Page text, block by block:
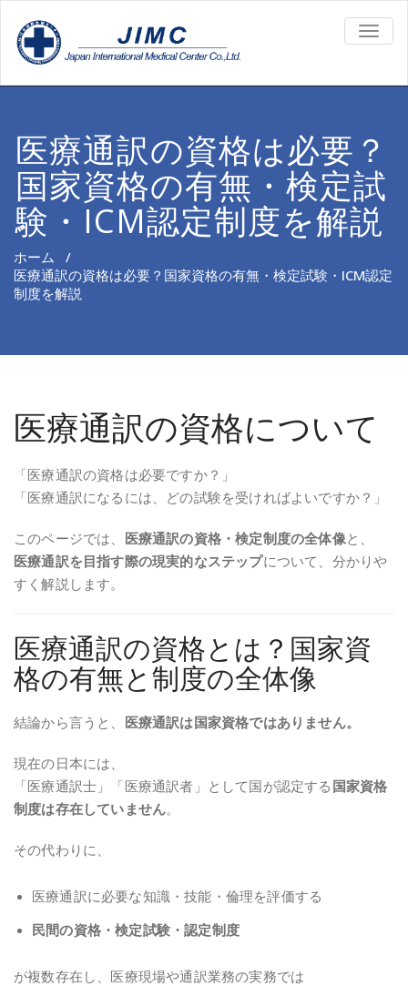
医療通訳の資格は必要？
国家資格の有無・検定試
験・ICM認定制度を解説
ホーム /
医療通訳の資格は必要？国家資格の有無・検定試験・ICM認定
制度を解説
医療通訳の資格について
「医療通訳の資格は必要ですか？」
「医療通訳になるには、どの試験を受ければよいですか？」
このページでは、 医療通訳の資格・検定制度の全体像と、
医療通訳を目指す際の現実的なステップについて、分かりや
すく解説します。
医療通訳の資格とは？国家資
格の有無と制度の全体像
結論から言うと、 医療通訳は国家資格ではありません。
現在の日本には、
「医療通訳士」「医療通訳者」として国が認定する 国家資格
制度は存在していません。
その代わりに、
医療通訳に必要な知識・技能・倫理を評価する
民間の資格・検定試験・認定制度
が複数存在し、医療現場や通訳業務の実務では